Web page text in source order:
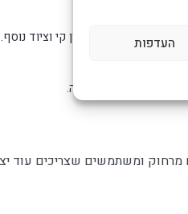
העדפות
עכבר, מקלדת, דיסק און קי וציוד נוסף.
בלי תחנת עגינה גדולה.